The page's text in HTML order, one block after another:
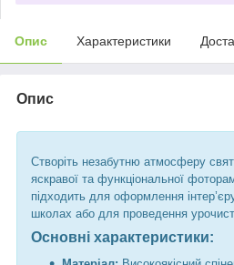
Опис Характеристики
Опис
Створіть незабутню атмосферу
яскравої та функціональної
підходить для оформлення
школах або для проведення
Основні характеристики: